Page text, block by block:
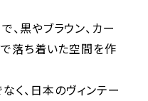
、黒やブラウン、カー
で落ち着いた空間を作
く、日本のヴィンテー